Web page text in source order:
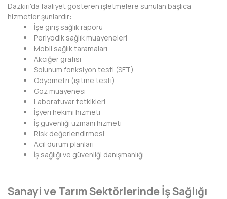
KARABÜK
KARAMAN
KARS
KASTAMONU
KAYSERİ
KIRIKKALE
KIRKLARELİ
KIRŞEHİR
Dazkırı'da faaliyet gösteren işletmelere sunulan başlıca
hizmetler şunlardır:
İşe giriş sağlık raporu
Periyodik sağlık muayeneleri
Mobil sağlık taramaları
Akciğer grafisi
Solunum fonksiyon testi (SFT)
Odyometri (işitme testi)
Göz muayenesi
Laboratuvar tetkikleri
İşyeri hekimi hizmeti
İş güvenliği uzmanı hizmeti
Risk değerlendirmesi
Acil durum planları
İş sağlığı ve güvenliği danışmanlığı
Sanayi ve Tarım Sektörlerinde İş Sağlığı